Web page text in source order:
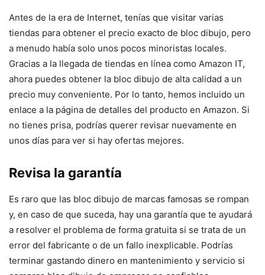
Antes de la era de Internet, tenías que visitar varias
tiendas para obtener el precio exacto de bloc dibujo, pero
a menudo había solo unos pocos minoristas locales.
Gracias a la llegada de tiendas en línea como Amazon IT,
ahora puedes obtener la bloc dibujo de alta calidad a un
precio muy conveniente. Por lo tanto, hemos incluido un
enlace a la página de detalles del producto en Amazon. Si
no tienes prisa, podrías querer revisar nuevamente en
unos días para ver si hay ofertas mejores.
Revisa la garantía
Es raro que las bloc dibujo de marcas famosas se rompan
y, en caso de que suceda, hay una garantía que te ayudará
a resolver el problema de forma gratuita si se trata de un
error del fabricante o de un fallo inexplicable. Podrías
terminar gastando dinero en mantenimiento y servicio si